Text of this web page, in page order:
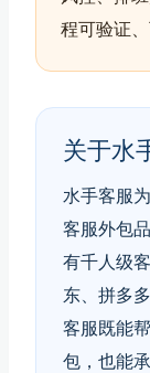
程可验证
关于水
水手客服
客服外包
有千人级
东、拼多
客服既能
包，也能